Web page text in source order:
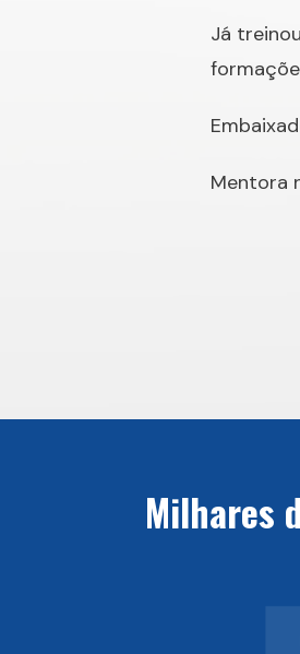
Já
Mentora
Milhares